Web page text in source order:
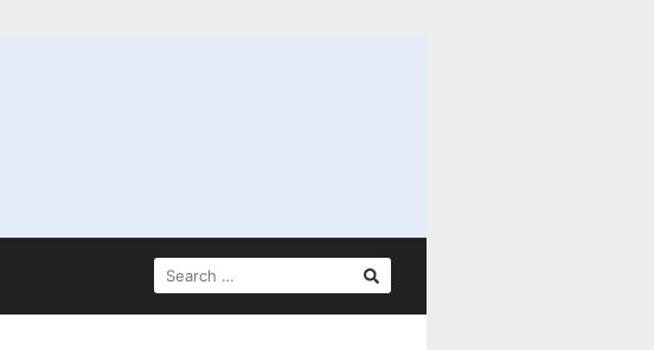
SEARCH
FOR: